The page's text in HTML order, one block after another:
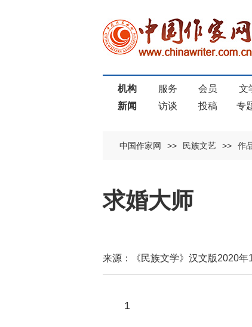
机构 服务 会员
文
新闻
访谈 投稿 专
中国作家网 >> 民族文艺 >> 作
求婚大师
来源：《民族文学》汉文版
1